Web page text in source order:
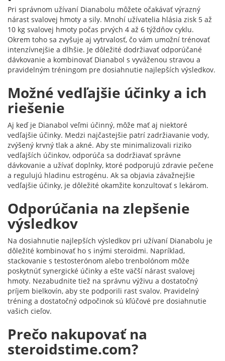
Pri správnom užívaní Dianabolu môžete očakávať výrazný
nárast svalovej hmoty a sily. Mnohí užívatelia hlásia zisk 5 až
10 kg svalovej hmoty počas prvých 4 až 6 týždňov cyklu.
Okrem toho sa zvyšuje aj vytrvalosť, čo vám umožní trénovať
intenzívnejšie a dlhšie. Je dôležité dodržiavať odporúčané
dávkovanie a kombinovať Dianabol s vyváženou stravou a
pravidelným tréningom pre dosiahnutie najlepších výsledkov.
Možné vedľajšie účinky a ich
riešenie
Aj keď je Dianabol veľmi účinný, môže mať aj niektoré
vedľajšie účinky. Medzi najčastejšie patrí zadržiavanie vody,
zvýšený krvný tlak a akné. Aby ste minimalizovali riziko
vedľajších účinkov, odporúča sa dodržiavať správne
dávkovanie a užívať doplnky, ktoré podporujú zdravie pečene
a regulujú hladinu estrogénu. Ak sa objavia závažnejšie
vedľajšie účinky, je dôležité okamžite konzultovať s lekárom.
Odporúčania na zlepšenie
výsledkov
Na dosiahnutie najlepších výsledkov pri užívaní Dianabolu je
dôležité kombinovať ho s inými steroidmi. Napríklad,
stackovanie s testosterónom alebo trenbolónom môže
poskytnúť synergické účinky a ešte väčší nárast svalovej
hmoty. Nezabudnite tiež na správnu výživu a dostatočný
príjem bielkovín, aby ste podporili rast svalov. Pravidelný
tréning a dostatočný odpočinok sú kľúčové pre dosiahnutie
vašich cieľov.
Prečo nakupovať na
steroidstime.com?